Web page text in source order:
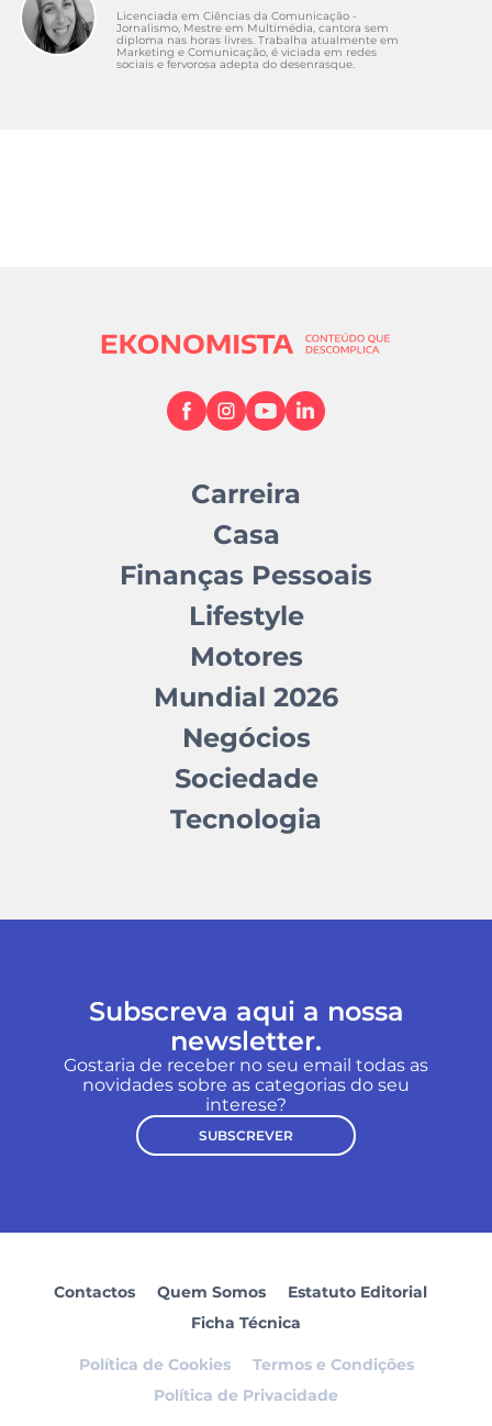
Licenciada em Ciências da Comunicação -
Jornalismo, Mestre em Multimédia, cantora sem
diploma nas horas livres. Trabalha atualmente em
Marketing e Comunicação, é viciada em redes
sociais e fervorosa adepta do desenrasque.
Carreira
Casa
Finanças Pessoais
Lifestyle
Motores
Mundial 2026
Negócios
Sociedade
Tecnologia
Subscreva aqui a nossa
newsletter.
Gostaria de receber no seu email todas as
novidades sobre as categorias do seu
interese?
SUBSCREVER
Contactos Quem Somos
Estatuto Editorial
Ficha Técnica
Política de Cookies
Termos e Condições
Política de Privacidade